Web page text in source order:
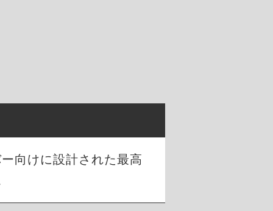
向けに設計された最高